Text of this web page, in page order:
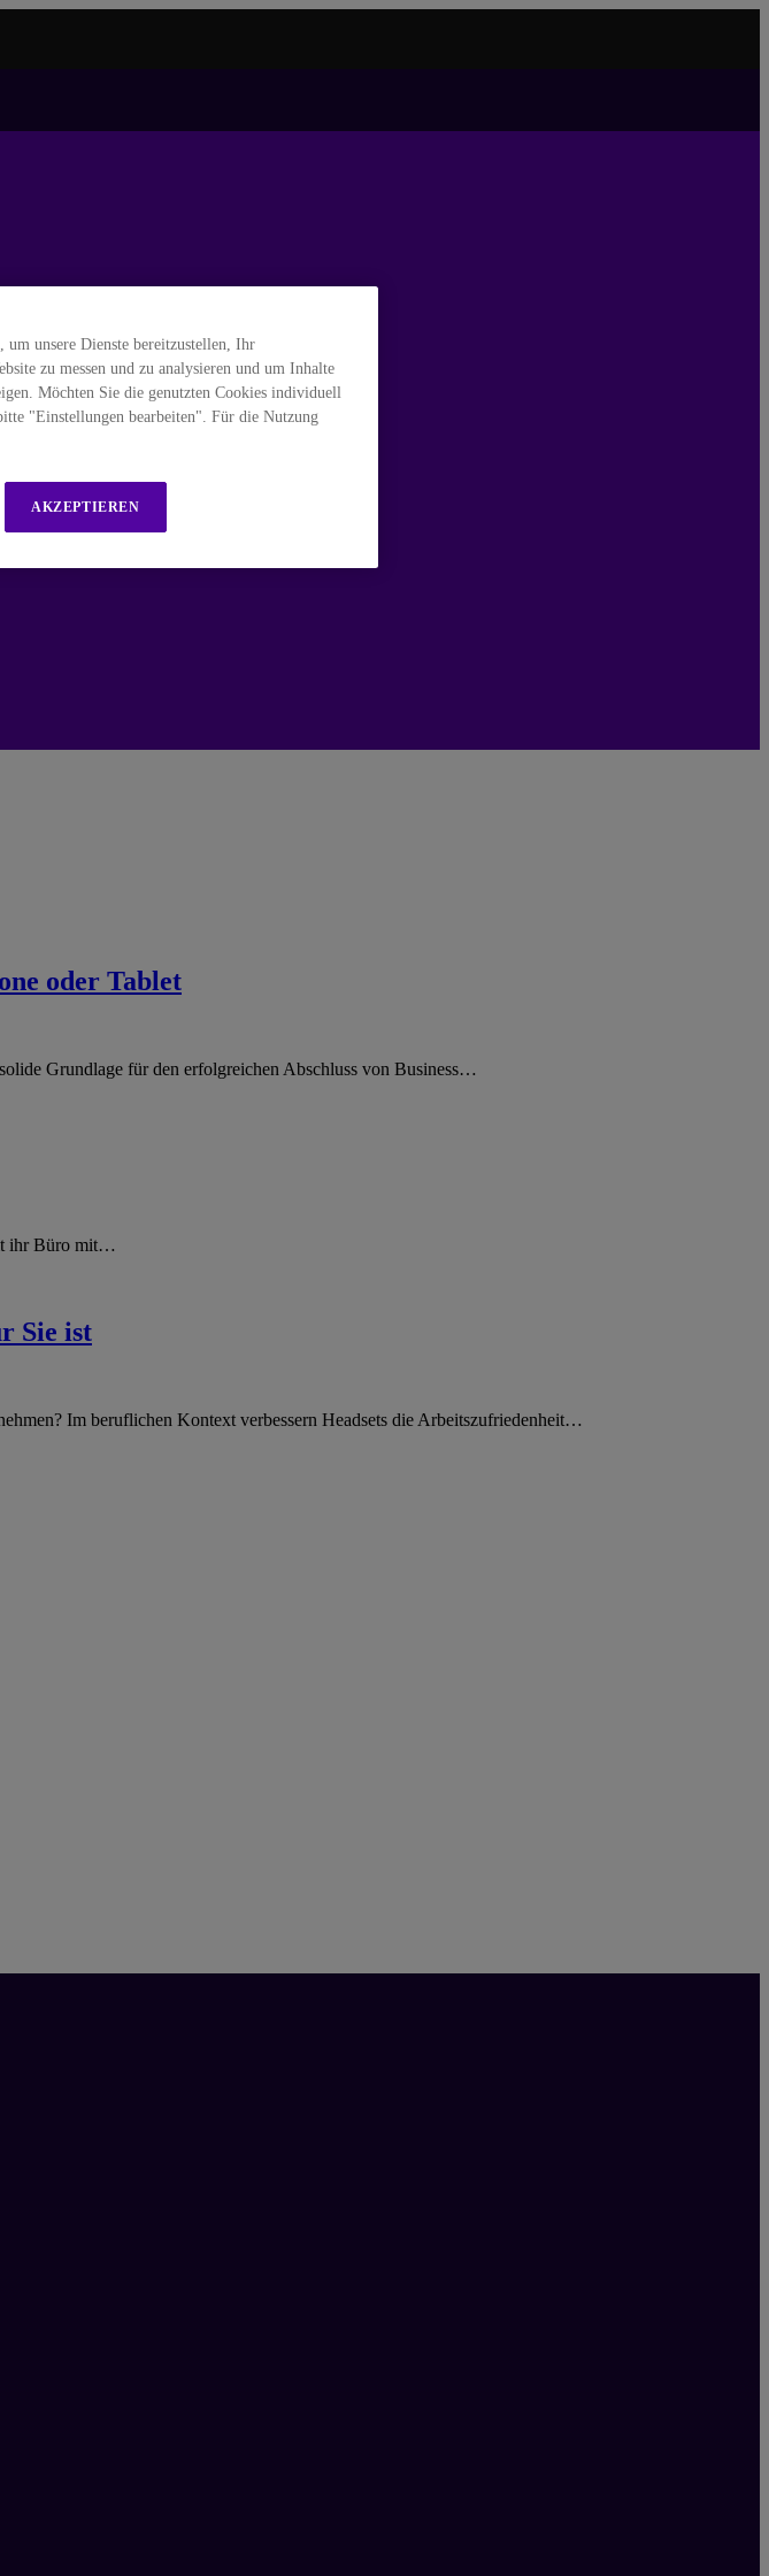
oder Tablet
Grundlage für den erfolgreichen Abschluss von Business…
ihr Büro mit…
Sie ist
Im beruflichen Kontext verbessern Headsets die Arbeitszufriedenheit…
unsere Dienste bereitzustellen, Ihr
zu messen und zu analysieren und um Inhalte
Möchten Sie die genutzten Cookies individuell
"Einstellungen bearbeiten". Für die Nutzung
AKZEPTIEREN